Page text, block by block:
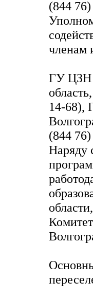
(844
членам
ГУ ЦЗН
14-68),
(844
Наряду